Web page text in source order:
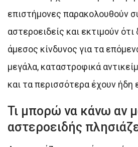
επιστήμονες παρακολουθούν
αστεροειδείς και εκτιμούν
άμεσος κίνδυνος για τα
μεγάλα, καταστροφικά
και τα περισσότερα έχουν ήδη
Τι μπορώ να κάνω αν
αστεροειδής